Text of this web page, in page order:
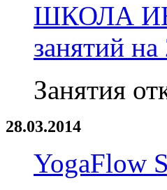
ШКОЛА
занятий
Занятия
28.03.2014
YogaFlow